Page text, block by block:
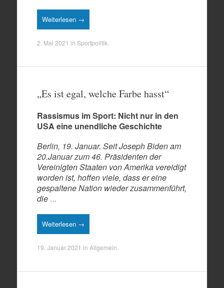
Weiterlesen →
2. Mai 2021 in Sportpolitik
„Es ist egal, welche Farbe hasst“
Rassismus im Sport: Nicht nur in den
USA eine unendliche Geschichte
Berlin, 19. Januar. Seit Joseph Biden am
20.Januar zum 46. Präsidenten der
Vereinigten Staaten von Amerika vereidigt
worden ist, hoffen viele, dass er eine
gespaltene Nation wieder zusammenführt,
die …
Weiterlesen →
19. Januar 2021 in Allgemein